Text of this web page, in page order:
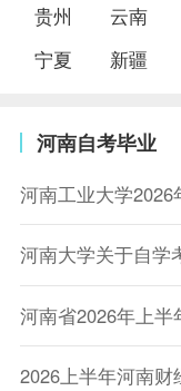
贵州
云南
宁夏
新疆
河南自考毕业
河南省2026年上